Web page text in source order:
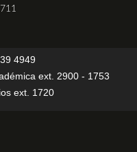
4949
ext. 2900 - 1753
ext. 1720